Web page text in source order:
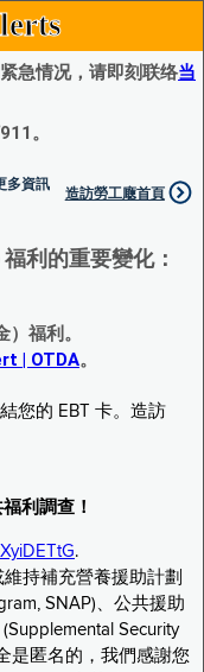
急情况，请即刻联络当
。
多資訊
造訪勞工廰首頁
利的重要變化：
福利。
| OTDA。
您的 EBT 卡。造訪
利調查！
.
持補充營養援助計劃
SNAP)、公共援助
Security
是匿名的，我們感謝您